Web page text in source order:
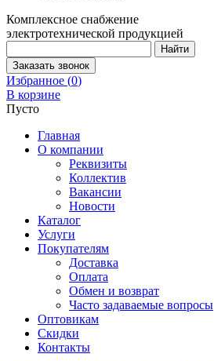
Комплексное снабжение
электротехнической продукцией
Избранное (0)
В корзине
Пусто
Главная
О компании
Реквизиты
Коллектив
Вакансии
Новости
Каталог
Услуги
Покупателям
Доставка
Оплата
Обмен и возврат
Часто задаваемые вопросы
Оптовикам
Скидки
Контакты